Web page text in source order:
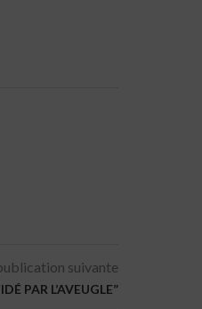
suivante
PAR L’AVEUGLE”